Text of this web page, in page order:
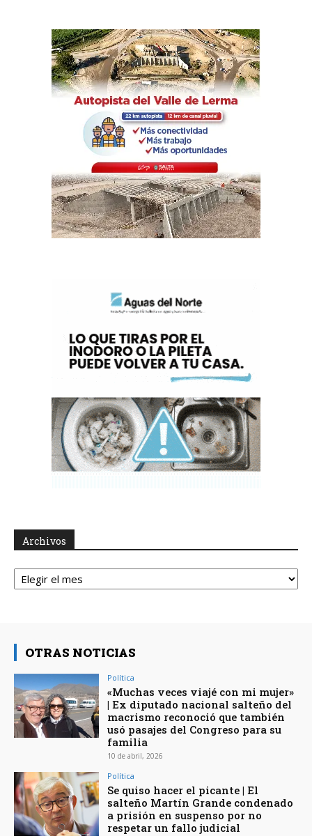
Archivos
Archivos
OTRAS NOTICIAS
Política
«Muchas veces viajé con mi mujer»
| Ex diputado nacional salteño del
macrismo reconoció que también
usó pasajes del Congreso para su
familia
10 de abril, 2026
Política
Se quiso hacer el picante | El
salteño Martín Grande condenado
a prisión en suspenso por no
respetar un fallo judicial